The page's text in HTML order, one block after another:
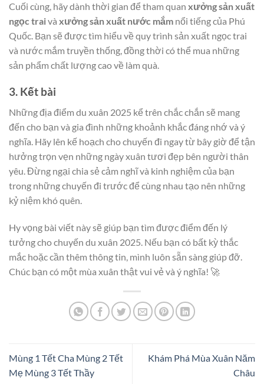
Cuối cùng, hãy dành thời gian để tham quan xưởng sản xuất
ngọc traivà xưởng sản xuất nước mắm nổi tiếng của Phú
Quốc. Bạn sẽ được tìm hiểu về quy trình sản xuất ngọc trai
và nước mắm truyền thống, đồng thời có thể mua những
sản phẩm chất lượng cao về làm quà.
3. Kết bài
Những địa điểm du xuân 2025 kể trên chắc chắn sẽ mang
đến cho bạn và gia đình những khoảnh khắc đáng nhớ và ý
nghĩa. Hãy lên kế hoạch cho chuyến đi ngay từ bây giờ để tận
hưởng trọn vẹn những ngày xuân tươi đẹp bên người thân
yêu. Đừng ngại chia sẻ cảm nghĩ và kinh nghiệm của bạn
trong những chuyến đi trước để cùng nhau tạo nên những
kỷ niệm khó quên.
Hy vọng bài viết này sẽ giúp bạn tìm được điểm đến lý
tưởng cho chuyến du xuân 2025. Nếu bạn có bất kỳ thắc
mắc hoặc cần thêm thông tin, mình luôn sẵn sàng giúp đỡ.
Chúc bạn có một mùa xuân thật vui vẻ và ý nghĩa! 🚀
Mùng 1 Tết Cha Mùng 2 Tết
Mẹ Mùng 3 Tết Thầy
Khám Phá Mùa Xuân Năm
Châu